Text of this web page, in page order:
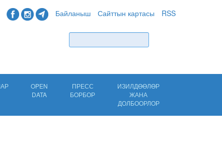
Байланыш Сайттын картасы RSS
OPEN
DATA
ПРЕСС
БОРБОР
ИЗИЛДӨӨЛӨР
ЖАНА
ДОЛБООРЛОР